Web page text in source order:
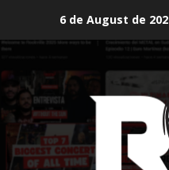
content
6 de August de